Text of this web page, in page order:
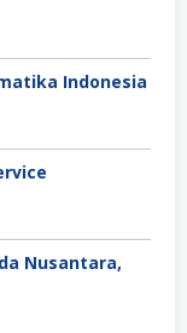
Indonesia
Nusantara,